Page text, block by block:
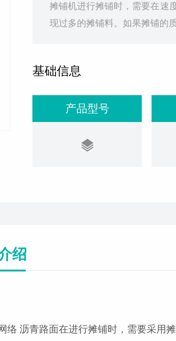
摊铺机进行摊铺时，需要在速
现过多的摊铺料。如果摊铺的
基础信息
产品型号
绍
络 沥青路面在进行摊铺时，需要采用